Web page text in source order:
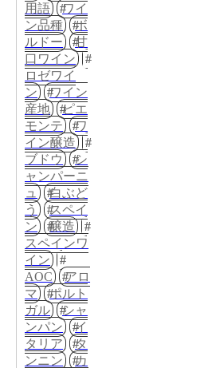
用語
ワイ
ン品種
ボ
ルドー
甘
口ワイン
ロゼワイ
ン
ワイン
産地
ピエ
モンテ
ワ
イン醸造
ブドウ
シ
ャンパーニ
ュ
白ぶど
う
スペイ
ン
醸造
スペインワ
イン
AOC
アロ
マ
ポルト
ガル
シャ
ンパン
イ
タリア
タ
ンニン
カ